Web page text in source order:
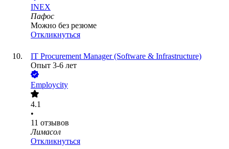
INEX
Пафос
Можно без резюме
Откликнуться
IT Procurement Manager (Software & Infrastructure)
Опыт 3-6 лет
Employcity
4.1
•
11 отзывов
Лимасол
Откликнуться